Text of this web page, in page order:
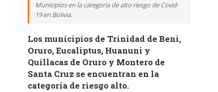
Municipios en la categoría de alto riesgo de Covid-
19 en Bolivia.
Los municipios de Trinidad de Beni,
Oruro, Eucaliptus, Huanuni y
Quillacas de Oruro y Montero de
Santa Cruz se encuentran en la
categoría de riesgo alto.